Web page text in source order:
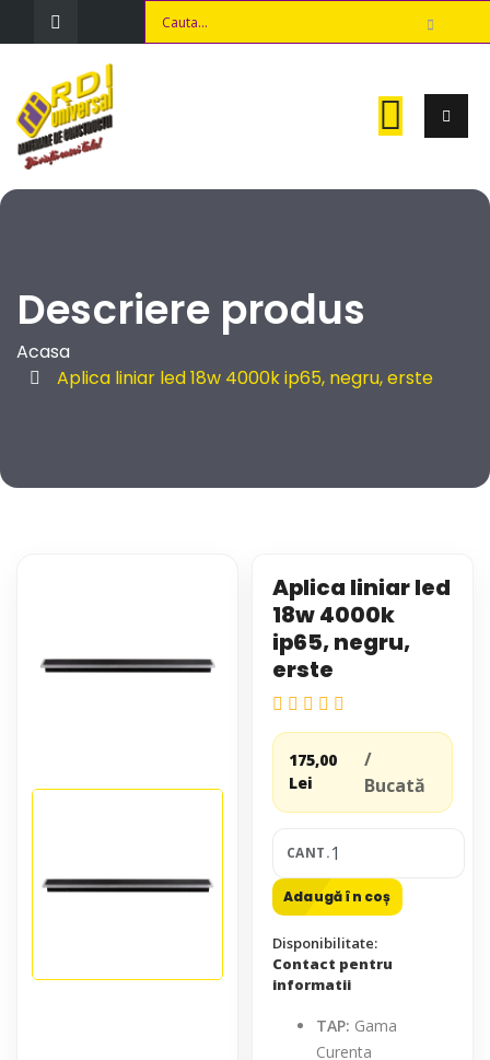
Descriere produs
Acasa
Aplica liniar led 18w 4000k ip65, negru, erste
Aplica liniar led
18w 4000k
ip65, negru,
erste
175,00
Lei
/
Bucată
CANT.
Adaugă în coș
Disponibilitate:
Contact pentru
informatii
TAP: Gama
Curenta